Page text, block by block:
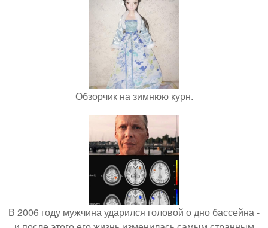
Обзорчик на зимнюю курн.
В 2006 году мужчина ударился головой о дно бассейна -